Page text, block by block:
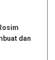
dan